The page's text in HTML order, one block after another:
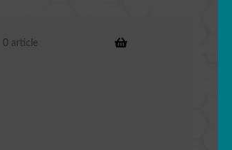
0 article